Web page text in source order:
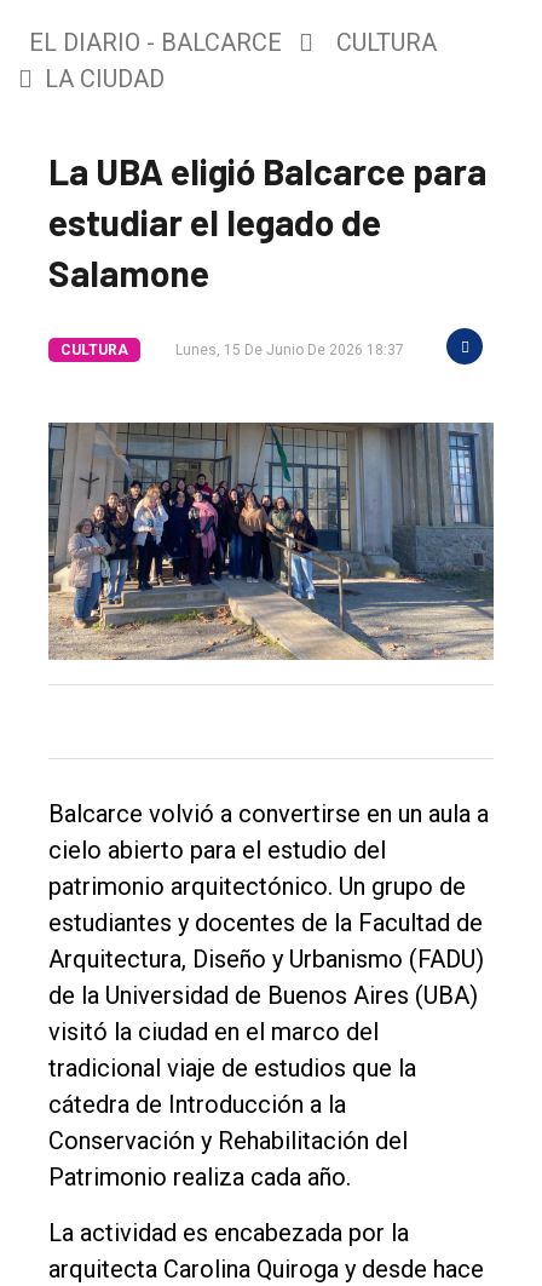
El
único
DIARIO
Balcarce
EL DIARIO - BALCARCE
CULTURA
LA CIUDAD
La UBA eligió Balcarce para
estudiar el legado de
Salamone
CULTURA Lunes, 15 De Junio De 2026 18:37
Balcarce volvió a convertirse en un aula a
cielo abierto para el estudio del
patrimonio arquitectónico. Un grupo de
estudiantes y docentes de la Facultad de
Arquitectura, Diseño y Urbanismo (FADU)
de la Universidad de Buenos Aires (UBA)
visitó la ciudad en el marco del
tradicional viaje de estudios que la
cátedra de Introducción a la
Conservación y Rehabilitación del
Patrimonio realiza cada año.
La actividad es encabezada por la
arquitecta Carolina Quiroga y desde hace